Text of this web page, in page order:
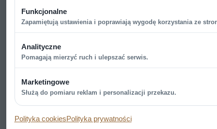
Funkcjonalne
Zapamiętują ustawienia i poprawiają wygodę korzystania ze
Analityczne
Pomagają mierzyć ruch i ulepszać serwis.
Marketingowe
Służą do pomiaru reklam i personalizacji przekazu.
Polityka cookiesPolityka prywatności